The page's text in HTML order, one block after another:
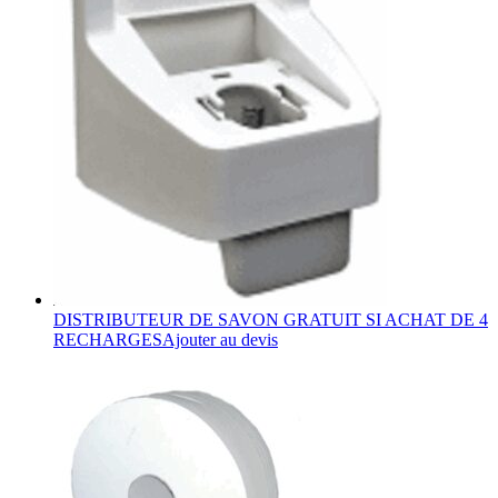
DISTRIBUTEUR DE SAVON GRATUIT SI ACHAT DE 4
RECHARGESAjouter au devis